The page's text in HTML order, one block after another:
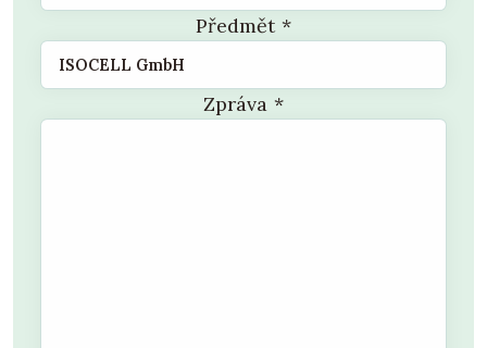
Předmět*
Zpráva *